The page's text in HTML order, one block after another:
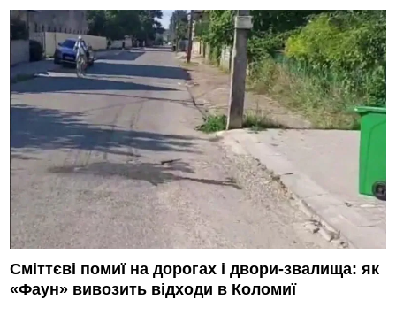
Сміттєві помиї на дорогах і двори-звалища: як
«Фаун» вивозить відходи в Коломиї